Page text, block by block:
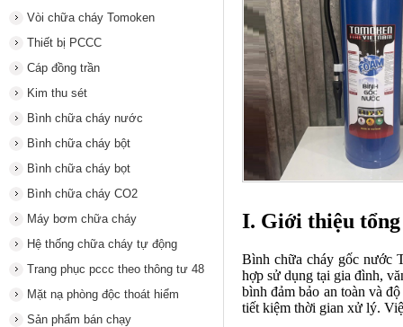
Vòi chữa cháy Tomoken
Thiết bị PCCC
Cáp đồng trần
Kim thu sét
Bình chữa cháy nước
Bình chữa cháy bột
Bình chữa cháy bọt
Bình chữa cháy CO2
Máy bơm chữa cháy
Hệ thống chữa cháy tự động
Trang phục pccc theo thông tư 48
Mặt nạ phòng độc thoát hiểm
Sản phẩm bán chạy
I. Giới thiệu tổng
Bình chữa cháy gốc nước
hợp sử dụng tại gia đình,
bình đảm bảo an toàn và
tiết kiệm thời gian xử lý.